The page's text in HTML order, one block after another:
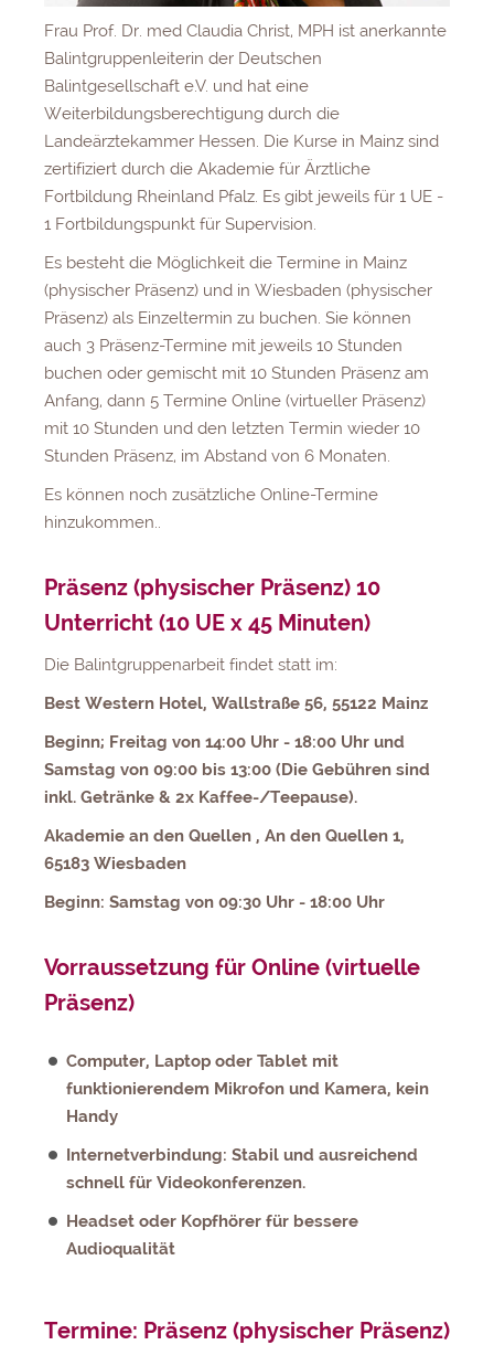
Frau Prof. Dr. med Claudia Christ, MPH ist anerkannte
Balintgruppenleiterin der Deutschen
Balintgesellschaft e.V. und hat eine
Weiterbildungsberechtigung durch die
Landeärztekammer Hessen. Die Kurse in Mainz sind
zertifiziert durch die Akademie für Ärztliche
Fortbildung Rheinland Pfalz. Es gibt jeweils für 1 UE -
1 Fortbildungspunkt für Supervision.
Es besteht die Möglichkeit die Termine in Mainz
(physischer Präsenz) und in Wiesbaden (physischer
Präsenz) als Einzeltermin zu buchen. Sie können
auch 3 Präsenz-Termine mit jeweils 10 Stunden
buchen oder gemischt mit 10 Stunden Präsenz am
Anfang, dann 5 Termine Online (virtueller Präsenz)
mit 10 Stunden und den letzten Termin wieder 10
Stunden Präsenz, im Abstand von 6 Monaten.
Es können noch zusätzliche Online-Termine
hinzukommen..
Präsenz (physischer Präsenz) 10
Unterricht (10 UE x 45 Minuten)
Die Balintgruppenarbeit findet statt im:
Best Western Hotel, Wallstraße 56, 55122 Mainz
Beginn; Freitag von 14:00 Uhr - 18:00 Uhr und
Samstag von 09:00 bis 13:00 (Die Gebühren sind
inkl. Getränke & 2x Kaffee-/Teepause).
Akademie an den Quellen , An den Quellen 1,
65183 Wiesbaden
Beginn: Samstag von 09:30 Uhr - 18:00 Uhr
Vorraussetzung für Online (virtuelle
Präsenz)
Computer, Laptop oder Tablet mit
funktionierendem Mikrofon und Kamera, kein
Handy
Internetverbindung: Stabil und ausreichend
schnell für Videokonferenzen.
Headset oder Kopfhörer für bessere
Audioqualität
Termine: Präsenz (physischer Präsenz)